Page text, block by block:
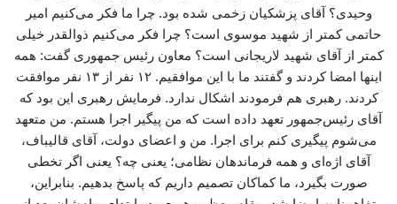
وحیدی؟ آقای پزشکیان زخمی شده بود. چرا ما فکر می‌کنیم امیر
حاتمی کمتر از شهید موسوی است؟ چرا فکر می‌کنیم ذوالقدر خیلی
کمتر از آقای شهید لاریجانی است؟ معاون رئیس جمهوری گفت: همه
اینها امضا کردند و گفتند ما با این موافقیم. ۱۲ نفر از ۱۳ نفر موافقت
کردند. رهبری هم فرمودند اشکال ندارد. فرمایش رهبری این بود که
آقای رئیس‌جمهور تعهد داده است که من پیگیر اجرا هستم. من متعهد
می‌شوم پیگیری کنم برای اجرا. من و اعضای دولت، آقای قالیباف،
آقای اژه‌ای و همه فرماندهان نظامی؛ یعنی چه؟ یعنی اگر تخطی
صورت بگیرد، ما کماکان تصمیم داریم که پاسخ بدهیم. بنابراین،